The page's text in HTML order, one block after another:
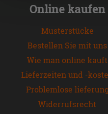
Online kaufen
Musterstücke
Bestellen Sie mit uns
Wie man online kauft
Lieferzeiten und -
Problemlose lieferung
Widerrufsrecht